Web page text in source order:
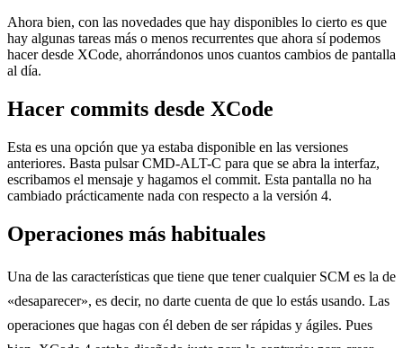
Ahora bien, con las novedades que hay disponibles lo cierto es que
hay algunas tareas más o menos recurrentes que ahora sí podemos
hacer desde XCode, ahorrándonos unos cuantos cambios de pantalla
al día.
Hacer commits desde XCode
Esta es una opción que ya estaba disponible en las versiones
anteriores. Basta pulsar CMD-ALT-C para que se abra la interfaz,
escribamos el mensaje y hagamos el commit. Esta pantalla no ha
cambiado prácticamente nada con respecto a la versión 4.
Operaciones más habituales
Una de las características que tiene que tener cualquier SCM es la de
«desaparecer», es decir, no darte cuenta de que lo estás usando. Las
operaciones que hagas con él deben de ser rápidas y ágiles. Pues